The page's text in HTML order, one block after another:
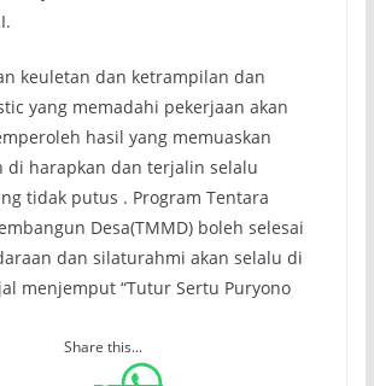
keuletan dan ketrampilan dan
yang memadahi pekerjaan akan
hasil yang memuaskan
di harapkan dan terjalin selalu
tidak putus . Program Tentara
Desa(TMMD) boleh selesai
dan silaturahmi akan selalu di
menjemput “Tutur Sertu Puryono
Share this...